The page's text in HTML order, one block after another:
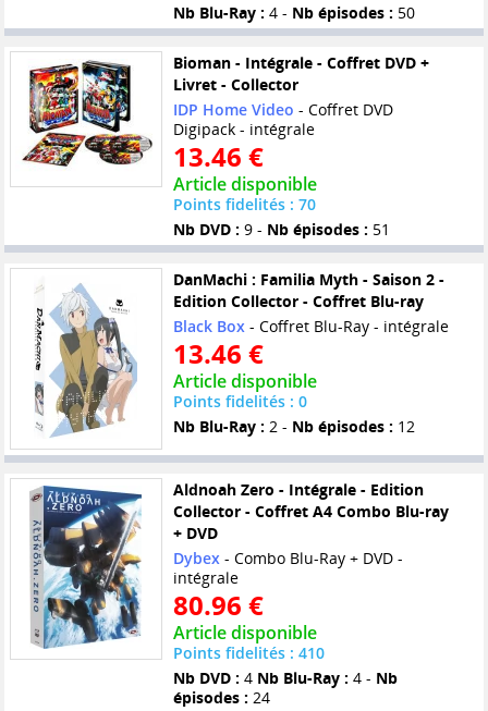
Nb Blu-Ray : 4 - Nb épisodes : 50
Bioman - Intégrale - Coffret DVD +
Livret - Collector
IDP Home Video - Coffret DVD
Digipack - intégrale
13.46 €
Article disponible
Points fidelités : 70
Nb DVD : 9 - Nb épisodes : 51
DanMachi : Familia Myth - Saison 2 -
Edition Collector - Coffret Blu-ray
Black Box- Coffret Blu-Ray - intégrale
13.46 €
Article disponible
Points fidelités : 0
Nb Blu-Ray : 2 - Nb épisodes : 12
Aldnoah Zero - Intégrale - Edition
Collector - Coffret A4 Combo Blu-ray
+ DVD
Dybex- Combo Blu-Ray + DVD -
intégrale
80.96 €
Article disponible
Points fidelités : 410
Nb DVD : 4 Nb Blu-Ray : 4 - Nb
épisodes : 24